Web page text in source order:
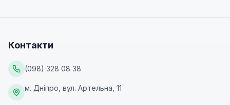
Контакти
(098) 328 08 38
м. Дніпро, вул. Артельна, 11